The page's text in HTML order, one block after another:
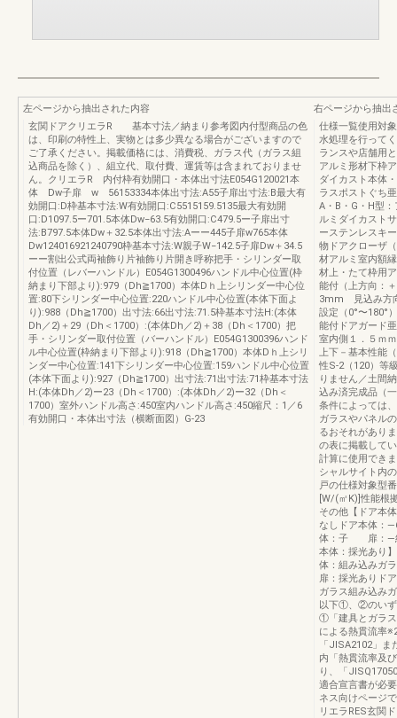
左ページから抽出された内容
玄関ドアクリエラR 基本寸法／納まり参考図内付型商品の色
は、印刷の特性上、実物とは多少異なる場合がございますので
ご了承ください。掲載価格には、消費税、ガラス代（ガラス組
込商品を除く）、組立代、取付費、運賃等は含まれておりませ
ん。クリエラR 内付枠有効開口・本体出寸法E054G120021本
体 Dw子扉 w 56153334本体出寸法:A55子扉出寸法:B最大有
効開口:D枠基本寸法:W有効開口:C5515159.5135最大有効開
口:D1097.5ー701.5本体Dw−63.5有効開口:C479.5ー子扉出寸
法:B797.5本体Dw＋32.5本体出寸法:Aーー445子扉w765本体
Dw124016921240790枠基本寸法:W親子W−142.5子扉Dw＋34.5
ーー割出公式両袖飾り片袖飾り片開き呼称把手・シリンダー取
付位置（レバーハンドル）E054G1300496ハンドル中心位置(枠
納まり下部より):979（Dh≧1700）本体Dｈ上シリンダー中心位
置:80下シリンダー中心位置:220ハンドル中心位置(本体下面よ
り):988（Dh≧1700）出寸法:66出寸法:71.5枠基本寸法H:(本体
Dh／2)＋29（Dh＜1700）:(本体Dh／2)＋38（Dh＜1700）把
手・シリンダー取付位置（バーハンドル）E054G1300396ハンド
ル中心位置(枠納まり下部より):918（Dh≧1700）本体Dｈ上シリ
ンダー中心位置:141下シリンダー中心位置:159ハンドル中心位置
(本体下面より):927（Dh≧1700）出寸法:71出寸法:71枠基本寸法
H:(本体Dh／2)ー23（Dh＜1700）:(本体Dh／2)ー32（Dh＜
1700）室外ハンドル高さ:450室内ハンドル高さ:450縮尺：1／6
有効開口・本体出寸法（横断面図）G-23
右ページから抽出
仕様一覧使用対
水処理を行って
ランスや店舗用
アルミ形材下枠
ダイカスト本体
ラスポストぐち
A・B・G・H型
ルミダイカスト
ーステンレスキ
物ドアクローザ
材アルミ室内額
材上・たて枠用
能付（上方向：
3mm 見込み方
設定（0°〜180°
能付ドアガード
室内側１．５ｍ
上下－基本性能
性S-2（120）等
りません／土間
込み済完成品（
条件によっては
ガラスやパネル
るおそれがあり
の表に掲載して
計算に使用でき
シャルサイト内
戸の仕様対象型
[W/(㎡K)]性能根
その他【ドア本
なしドア本体：
体：子 扉：―組
本体：採光あり
体：組み込みガ
扉：採光ありド
ガラス組み込み
以下①、②のいず
①「建具とガラ
による熱貫流率
「JISA2102」
内「熱貫流率及
り、「
適合宣言書が必
ネス向けページ
リエラRES玄関